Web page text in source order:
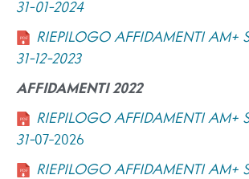
31-01-2024
RIEPILOGO AFFIDAMENTI AM+
31-12-2023
AFFIDAMENTI 2022
RIEPILOGO AFFIDAMENTI AM+
31-07-2026
RIEPILOGO AFFIDAMENTI AM+